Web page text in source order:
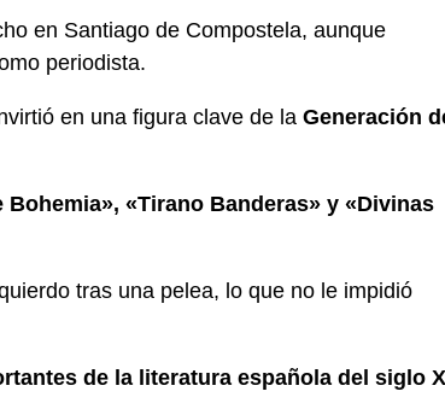
en Santiago de Compostela, aunque
periodista.
en una figura clave de la Generación
Bohemia», «Tirano Banderas» y «Divinas
tras una pelea, lo que no le impidió
de la literatura española del siglo